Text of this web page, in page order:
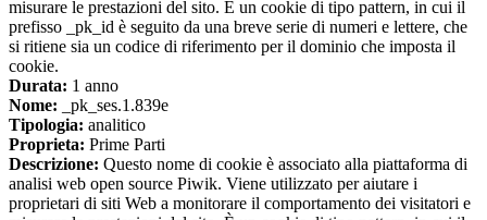
misurare le prestazioni del sito. È un cookie di tipo pattern, in cui il
prefisso _pk_id è seguito da una breve serie di numeri e lettere, che
si ritiene sia un codice di riferimento per il dominio che imposta il
cookie.
Durata: 1 anno
Nome: _pk_ses.1.839e
Tipologia: analitico
Proprieta: Prime Parti
Descrizione: Questo nome di cookie è associato alla piattaforma di
analisi web open source Piwik. Viene utilizzato per aiutare i
proprietari di siti Web a monitorare il comportamento dei visitatori e